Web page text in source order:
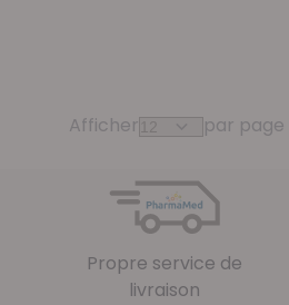
Afficher par page
Propre service de
livraison